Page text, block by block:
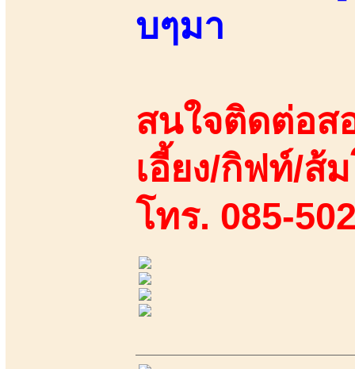
บๆมา
สนใจติดต่อส
เอี้ยง/กิฟท์/ส้
โทร. 085-